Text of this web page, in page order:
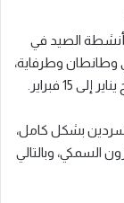
أنشطة الصيد في
وطانطان وطرفاية،
15 فبراير.
بشكل كامل،
السمكي، وبالتالي